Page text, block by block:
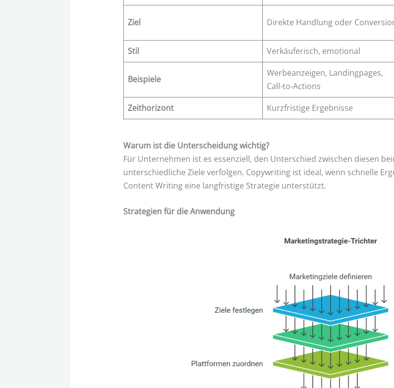
Ziel Direkte Handlung oder
Stil
Verkäuferisch, emotional
Beispiele
Werbeanzeigen, Landingpages,
Call-to-Actions
Zeithorizont
Kurzfristige Ergebnisse
Warum ist die Unterscheidung wichtig?
Für Unternehmen ist es essenziell, den Unterschied zwischen diesen
unterschiedliche Ziele verfolgen. Copywriting ist ideal, wenn schnelle
Content Writing eine langfristige Strategie unterstützt.
Strategien für die Anwendung